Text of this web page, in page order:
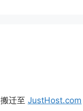
搬迁至 JustHost.com